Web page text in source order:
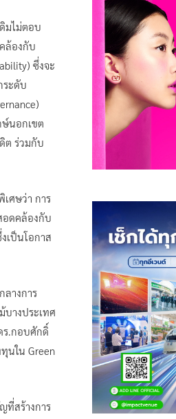
มไม่ตอบ
ล้องกับ
ซึ่งจะ
ระดับ
นอกเขต
ต ร่วมกับ
ศษว่า การ
อดคล้องกับ
เป็นโอกาส
ลางการ
บางประเทศ
ร.กอบศักดิ์
นใน Green
ที่สร้างการ